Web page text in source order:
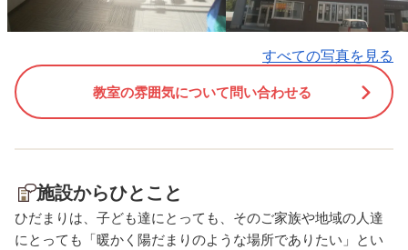
行いました📸 ハイ、チーズ！
撮れました😊💕 また皆で楽
しい場所に行こうね🚗
すべての写真を見る
教室の雰囲気について問い合わせる
施設からひとこと
ひだまりは、子ども達にとっても、そのご家族や地域の人達
にとっても「暖かく陽だまりのような場所でありたい」とい